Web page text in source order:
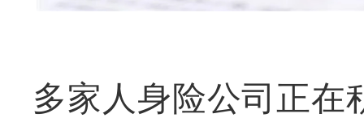
多家人身险公司正在